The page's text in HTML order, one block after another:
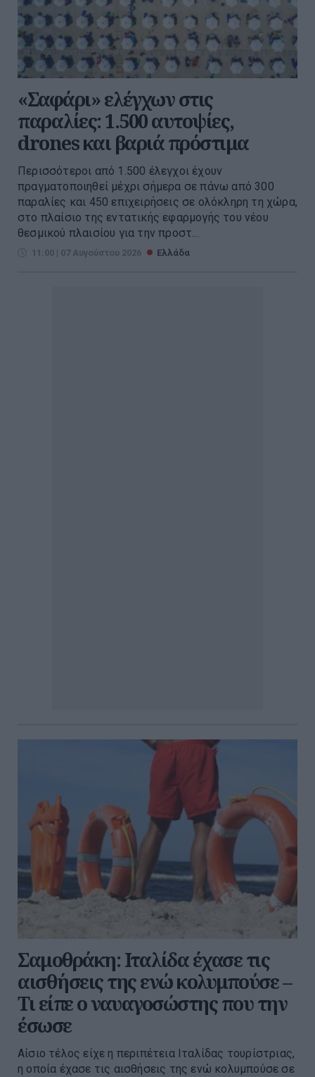
«Σαφάρι» ελέγχων στις
παραλίες: 1.500 αυτοψίες,
drones και βαριά πρόστιμα
Περισσότεροι από 1.500 έλεγχοι έχουν
πραγματοποιηθεί μέχρι σήμερα σε πάνω από 300
παραλίες και 450 επιχειρήσεις σε ολόκληρη τη χώρα,
στο πλαίσιο της εντατικής εφαρμογής του νέου
θεσμικού πλαισίου για την προστ...
11:00 | 07 Αυγούστου 2026 Ελλάδα
Σαμοθράκη: Ιταλίδα έχασε τις
αισθήσεις της ενώ κολυμπούσε –
Τι είπε ο ναυαγοσώστης που την
έσωσε
Αίσιο τέλος είχε η περιπέτεια Ιταλίδας τουρίστριας,
η οποία έχασε τις αισθήσεις της ενώ κολυμπούσε σε